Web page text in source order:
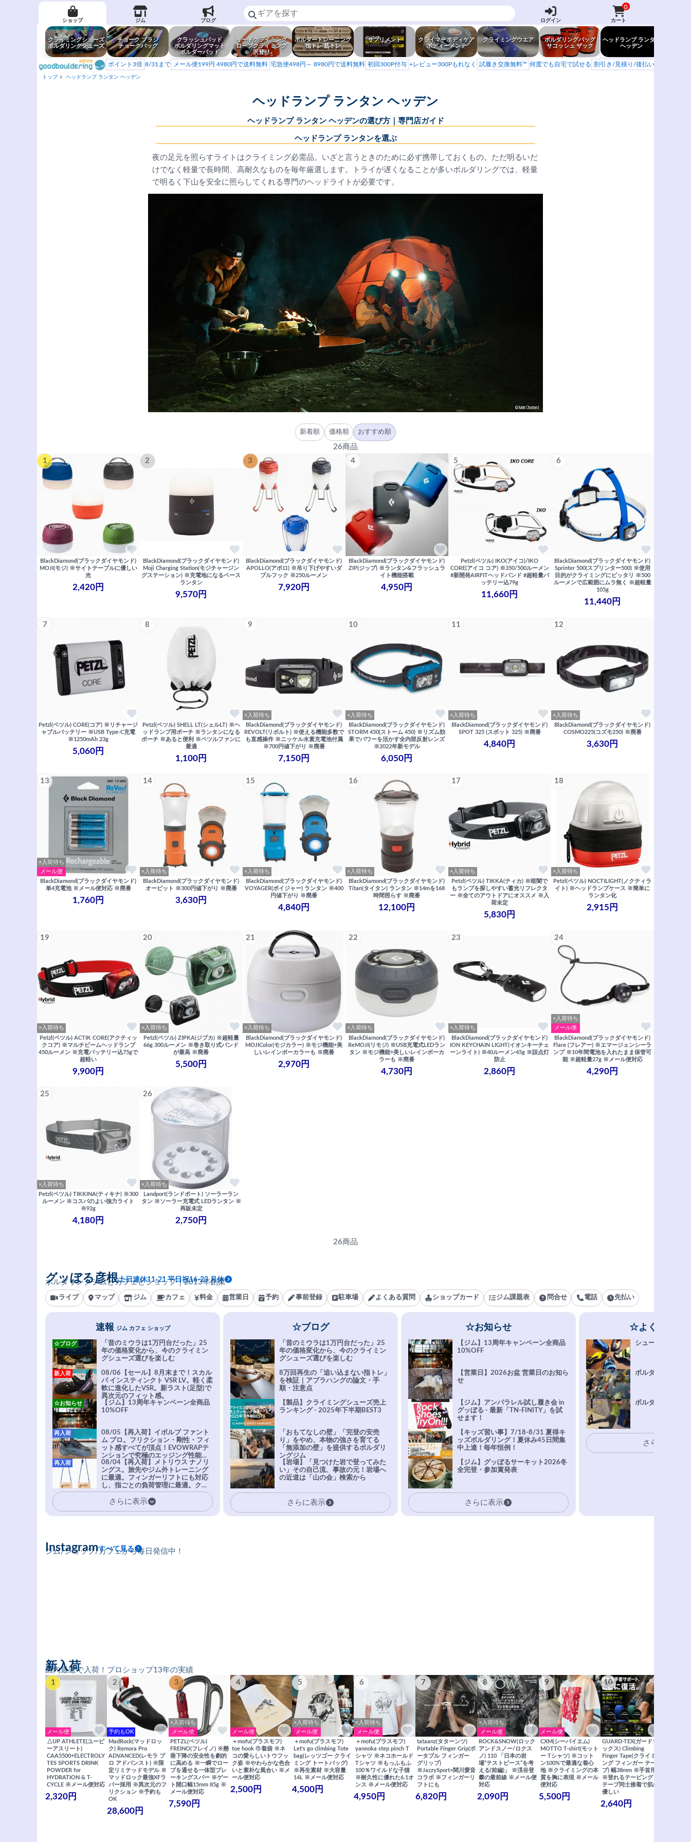
ショップ ジム ブログ ログイン
0
カート
クライミングシューズ
ボルダリングシューズ
チョーク ブラシ
チョークバッグ
クラッシュパッド
ボルダリングマット
ボルダーパッド
リードクライミング
ロープクライミング
沢登り
ボルダートレーニング
指トレ 筋トレ
サプリメント
クライマーボディケア
ボディーメンテ
クライミングウエア
ボルダリングバッグ
サコッシュ ザック
ヘッドランプ ランタン
ヘッデン
ポイント3倍 8/31まで メール便199円 4980円で送料無料 宅急便498円～ 8980円で送料無料 初回300P付与 +レビュー300Pもれなく 試履き交換無料™ 何度でも自宅で試せる 割引き/見積り/後払い
トップ ヘッドランプ ランタン ヘッデン
ヘッドランプ ランタン ヘッデン
ヘッドランプ ランタン ヘッデンの選び方｜専門店ガイド
ヘッドランプ ランタンを選ぶ
夜の足元を照らすライトはクライミング必需品。いざと言うときのために必ず携帯しておくもの。ただ明るいだ
けでなく軽量で長時間、高耐久なものを毎年厳選します。トライが遅くなることが多いボルダリングでは、軽量
で明るく下山を安全に照らしてくれる専門のヘッドライトが必要です。
新着順 価格順 おすすめ順
26商品
1
BlackDiamond(ブラックダイヤモンド)
MOJI(モジ) ※サイトテーブルに優しい
光
2,420円
2
BlackDiamond(ブラックダイヤモンド)
Moji Charging Station(モジチャージン
グステーション) ※充電地になるベース
ランタン
9,570円
3
BlackDiamond(ブラックダイヤモンド)
APOLLO(アポロ) ※吊り下げやすいダ
ブルフック ※250ルーメン
7,920円
4
BlackDiamond(ブラックダイヤモンド)
ZIP(ジップ) ※ランタン&フラッシュラ
イト機能搭載
4,950円
5
Petzl(ペツル) IKO(アイコ)/IKO
CORE(アイコ コア) ※350/500ルーメン
#新開発AIRFITヘッドバンド #超軽量バ
ッテリー込79g
11,660円
6
BlackDiamond(ブラックダイヤモンド)
Sprinter 500(スプリンター500) ※使用
目的がクライミングにピッタリ ※500
ルーメンで広範囲にムラ無く ※超軽量
105g
11,440円
7
Petzl(ペツル) CORE(コア) ※リチャージ
ャブルバッテリー ※USB Type-C充電
※1250mAh 23g
5,060円
8
Petzl(ペツル) SHELL LT(シェルLT) ※ヘ
ッドランプ用ポーチ ※ランタンになる
ポーチ ※あると便利 ※ペツルファンに
最適
1,100円
9
×入荷待ち
BlackDiamond(ブラックダイヤモンド)
REVOLT(リボルト) ※使える機能多数で
も直感操作 ※ニッケル水素充電池付属
※700円値下がり ※廃番
7,150円
10
×入荷待ち
BlackDiamond(ブラックダイヤモンド)
STORM 450(ストーム 450) ※リズム効
果でパワーを活かす全内部反射レンズ
※2022年新モデル
6,050円
11
×入荷待ち
BlackDiamond(ブラックダイヤモンド)
SPOT 325 (スポット 325) ※廃番
4,840円
12
×入荷待ち
BlackDiamond(ブラックダイヤモンド)
COSMO225(コズモ250) ※廃番
3,630円
13
×入荷待ち
メール便
BlackDiamond(ブラックダイヤモンド)
単4充電池 ※メール便対応 ※廃番
1,760円
14
×入荷待ち
BlackDiamond(ブラックダイヤモンド)
オービット ※300円値下がり ※廃番
3,630円
15
×入荷待ち
BlackDiamond(ブラックダイヤモンド)
VOYAGER(ボイジャー) ランタン ※400
円値下がり ※廃番
4,840円
16
×入荷待ち
BlackDiamond(ブラックダイヤモンド)
Titan(タイタン) ランタン ※14mを168
時間照らす ※廃番
12,100円
17
×入荷待ち
Petzl(ペツル) TIKKA(ティカ) ※暗闇で
もランプを探しやすい蓄光リフレクタ
ー ※全てのアウトドアにオススメ ※入
荷未定
5,830円
18
×入荷待ち
Petzl(ペツル) NOCTILIGHT(ノクティラ
イト) ※ヘッドランプケース ※簡単に
ランタン化
2,915円
19
×入荷待ち
Petzl(ペツル) ACTIK CORE(アクティッ
クコア) ※マルチビームヘッドランプ
450ルーメン ※充電バッテリー込75gで
超軽い
9,900円
20
×入荷待ち
Petzl(ペツル) ZIPKA(ジプカ) ※超軽量
66g 300ルーメン ※巻き取り式バンド
が最高 ※廃番
5,500円
21
×入荷待ち
BlackDiamond(ブラックダイヤモンド)
MOJIColor(モジカラー) ※モジ機能+美
しいレインボーカラーも ※廃番
2,970円
22
×入荷待ち
BlackDiamond(ブラックダイヤモンド)
ReMOJI(リモジ) ※USB充電式LEDラン
タン ※モジ機能+美しいレインボーカ
ラーも ※廃番
4,730円
23
×入荷待ち
BlackDiamond(ブラックダイヤモンド)
ION KEYCHAIN LIGHT(イオンキーチェ
ーンライト) ※40ルーメン45g ※誤点灯
防止
2,860円
24
×入荷待ち
メール便
BlackDiamond(ブラックダイヤモンド)
Flare (フレアー) ※エマージェンシーラ
ンプ ※10年間電池を入れたまま保管可
能 ※超軽量27g ※メール便対応
4,290円
25
×入荷待ち
Petzl(ペツル) TIKKINA(ティキナ) ※300
ルーメン ※コスパのよい強力ライト
※92g
4,180円
26
×入荷待ち
Landport(ランドポート) ソーラーラン
タン ※ソーラー充電式 LEDランタン ※
再販未定
2,750円
26商品
ボルダリングジムとカフェとショップ｜2013年創業
グッぼる彦根土日連休11-21 平日祝16-23 月休
ライブ マップ ジム カフェ 料金 営業日 予約 事前登録 駐車場 よくある質問 ショップカード ジム課題表 問合せ 電話 先払い
速報 ジム カフェ ショップ
「昔のミウラは1万円台だった」25
年の価格変化から、今のクライミン
グシューズ選びを楽しむ
☆ブログ
08/06【セール】8月末まで！スカル
パ インスティンクト VSR LV。軽く柔
軟に進化したVSR。新ラスト(足型)で
異次元のフィット感。
新入荷
【ジム】13周年キャンペーン全商品
10%OFF
☆お知らせ
08/05【再入荷】イボルブ ファント
ム プロ。フリクション・剛性・フィ
ット感すべてが頂点！EVOWRAPテ
ンションで究極のエッジング性能を
実現。進化系ラバーEvo-74はTRAX
を凌駕する粘着力で極小ホールドに
安心感。
再入荷
08/04【再入荷】メトリウス ナノリ
ングス。旅先やジム外トレーニング
に最適。フィンガーリフトにも対応
し、指ごとの負荷管理に最適。クラ
イマーの指を本気で鍛えるギア。
再入荷
さらに表示
☆ブログ
「昔のミウラは1万円台だった」25
年の価格変化から、今のクライミン
グシューズ選びを楽しむ
8万回再生の「追い込まない指トレ」
を検証｜アブラハングの論文・手
順・注意点
【製品】クライミングシューズ売上
ランキング - 2025年下半期BEST3
「おもてなしの壁」「完登の安売
り」をやめ、本物の強さを育てる
「無添加の壁」を提供するボルダリ
ングジム
【岩場】「見つけた岩で登ってみた
い」その自己流、事故の元！岩場へ
の近道は「山の会」検索から
さらに表示
☆お知らせ
【ジム】13周年キャンペーン全商品
10%OFF
【営業日】2026お盆 営業日のお知ら
せ
【ジム】アンパラレル試し履き会 in
グッぼる - 最新「TN-FINITY」を試
せます！
【キッズ習い事】7/18-8/31 夏得キ
ッズボルダリング！夏休み45日間集
中上達！毎年恒例！
【ジム】グッぼるサーキット2026冬
全完登・参加賞発表
さらに表示
☆よくある質
シューズ選びFAQ
ボルダリング上達
ボルダリングトレ
さらに表示
ジム/ショップ/カフェから毎日発信中！
Instagramすべて見る
国内最速で入荷！プロショップ13年の実績
新入荷
1
メール便
△UP ATHLETE(ユーピ
ーアスリート)
CAA5500+ELECTROLY
TES SPORTS DRINK
POWDER for
HYDRATION & T-
CYCLE ※メール便対応
2,320円
2
予約もOK
MadRock(マッドロッ
ク) Remora Pro
ADVANCED(レモラ プ
ロ アドバンスト) ※限
定リミテッドモデル ※
マッドロック最強XFラ
バー採用 ※異次元のフ
リクション ※予約も
OK
28,600円
3
×入荷待ち
メール便
PETZL(ペツル)
FREINO(フレイノ) ※懸
垂下降の安全性を劇的
に高める ※一瞬でロー
プを通せる一体型ブレ
ーキングスパー ※ゲー
ト開口幅15mm 85g ※
メール便対応
7,590円
4
メール便
＋mofu(プラスモフ)
toe hook 巾着袋 ※ネ
コの愛らしいトウフッ
ク姿 ※やわらかな色合
いと素朴な風合い ※メ
ール便対応
2,500円
5
×入荷待ち
メール便
＋mofu(プラスモフ)
Let's go climbing Tote
bag(レッツゴー クライ
ミング トートバッグ)
※再生素材 ※大容量
14L ※メール便対応
4,500円
6
×入荷待ち
メール便
＋mofu(プラスモフ)
yannoka step pinch T
シャツ ※ネコホールド
Tシャツ ※もっふもふ
100％ワイルドな子猫
※耐久性に優れた6.1オ
ンス ※メール便対応
4,950円
7
tataanz(タターンツ)
Portable Finger Grip(ポ
ータブル フィンガー
グリップ)
※JazzySport×関川愛音
コラボ ※フィンガーリ
フトにも
6,820円
8
×入荷待ち
メール便
ROCK&SNOW(ロック
アンドスノー/ロクス
ノ) 110 「日本の岩
場“テストピース”を考
える(前編)」 ※渓谷登
攀の最前線 ※メール便
対応
2,090円
9
メール便
CXM(シーバイエム)
MOTTO T-shirt(モット
ー Tシャツ) ※コット
ン100%で最適な着心
地 ※クライミングの本
質を胸に表現 ※メール
便対応
5,500円
10
GUARD-TEX(ガードテ
ックス) Climbing
Finger Tape(クライミ
ング フィンガー テー
プ) 幅38mm ※手首用
※登れるテーピング ※
テープ同士接着で肌に
優しい
2,640円